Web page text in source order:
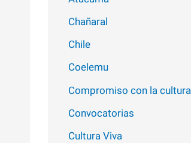
Chañaral
Chile
Coelemu
Compromiso con la cultura
Convocatorias
Cultura Viva